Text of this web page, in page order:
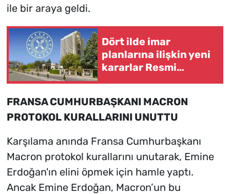
ile bir araya geldi.
Dört ilde imar
planlarına ilişkin yeni
kararlar Resmi
FRANSA CUMHURBAŞKANI MACRON
PROTOKOL KURALLARINI UNUTTU
Karşılama anında Fransa Cumhurbaşkanı
Macron protokol kurallarını unutarak, Emine
Erdoğan'ın elini öpmek için hamle yaptı.
Ancak Emine Erdoğan, Macron’un bu